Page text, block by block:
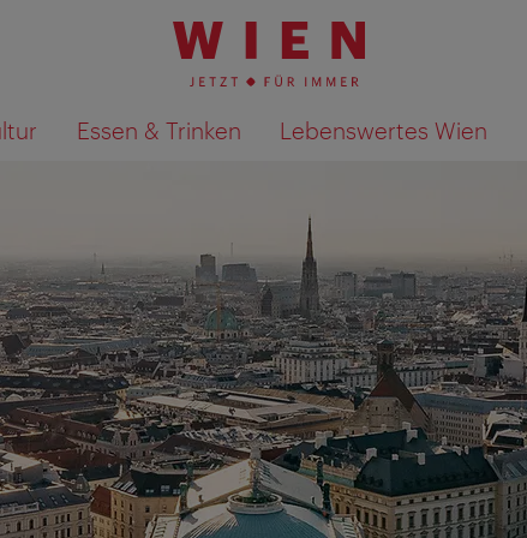
Essen & Trinken Lebenswertes Wien